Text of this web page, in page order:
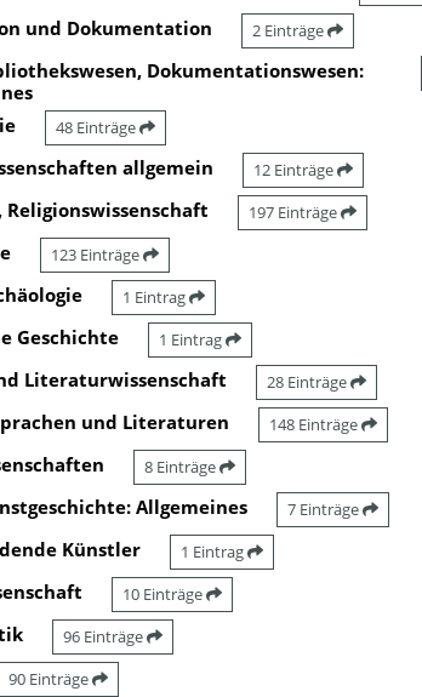
und Dokumentation 2 Einträge
Dokumentationswesen:
48 Einträge
allgemein 12 Einträge
Religionswissenschaft 197 Einträge
123 Einträge
1 Eintrag
Geschichte 1 Eintrag
Literaturwissenschaft 28 Einträge
und Literaturen 148 Einträge
8 Einträge
Allgemeines 7 Einträge
Künstler 1 Eintrag
10 Einträge
96 Einträge
90 Einträge